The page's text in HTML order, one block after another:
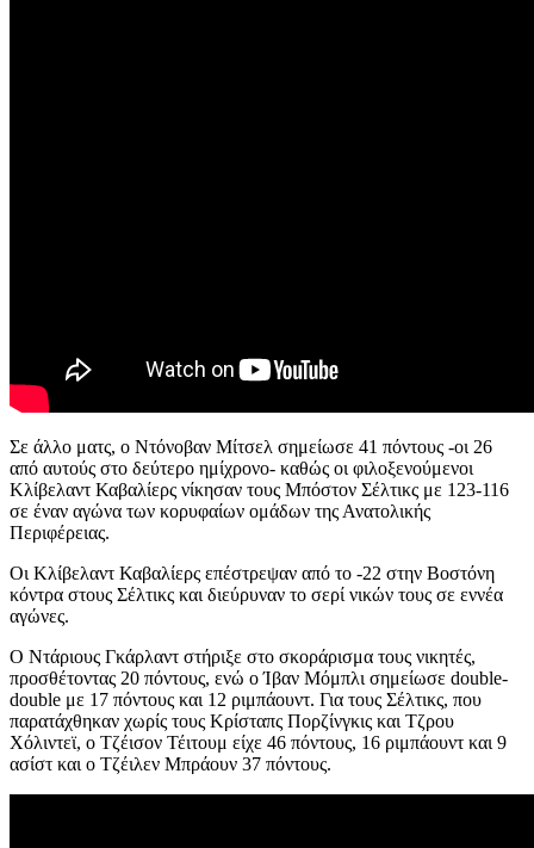
Σε άλλο ματς, ο Ντόνοβαν Μίτσελ σημείωσε 41 πόντους -οι 26
από αυτούς στο δεύτερο ημίχρονο- καθώς οι φιλοξενούμενοι
Κλίβελαντ Καβαλίερς νίκησαν τους Μπόστον Σέλτικς με 123-116
σε έναν αγώνα των κορυφαίων ομάδων της Ανατολικής
Περιφέρειας.
Οι Κλίβελαντ Καβαλίερς επέστρεψαν από το -22 στην Βοστόνη
κόντρα στους Σέλτικς και διεύρυναν το σερί νικών τους σε εννέα
αγώνες.
Ο Ντάριους Γκάρλαντ στήριξε στο σκοράρισμα τους νικητές,
προσθέτοντας 20 πόντους, ενώ ο Ίβαν Μόμπλι σημείωσε double-
double με 17 πόντους και 12 ριμπάουντ. Για τους Σέλτικς, που
παρατάχθηκαν χωρίς τους Κρίσταπς Πορζίνγκις και Τζρου
Χόλιντεϊ, ο Τζέισον Τέιτουμ είχε 46 πόντους, 16 ριμπάουντ και 9
ασίστ και ο Τζέιλεν Μπράουν 37 πόντους.